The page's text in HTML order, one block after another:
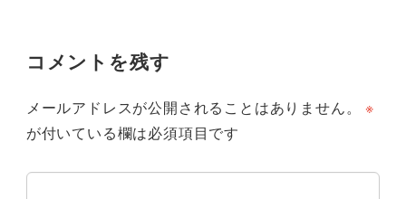
コメントを残す
メールアドレスが公開されることはありません。
※
が付いている欄は必須項目です